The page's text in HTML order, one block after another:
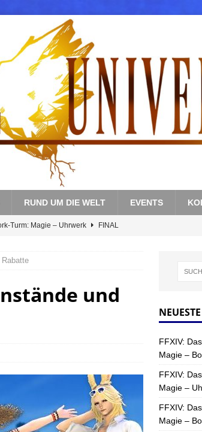
RUND UM DIE WELT EVENTS
Turm: Magie – Uhrwerk FINAL
Turm: Magie – Boss 3: Nekrophobia
Turm: Magie – Hallen II
Turm: Magie – Boss 2: Schwerttänzer
Turm: Magie – Boss 4: Index (Normal)
und
FFXIV:
Magie –
FFXIV:
Magie –
FFXIV:
Magie –